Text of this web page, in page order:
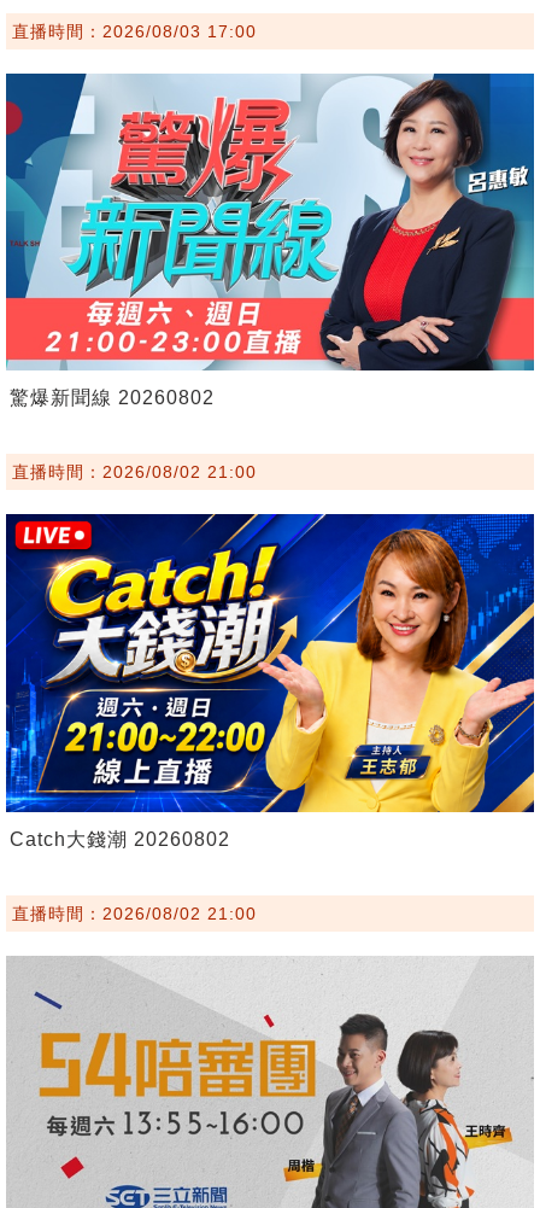
直播時間：2026/08/03 17:00
驚爆新聞線 20260802
直播時間：2026/08/02 21:00
Catch大錢潮 20260802
直播時間：2026/08/02 21:00